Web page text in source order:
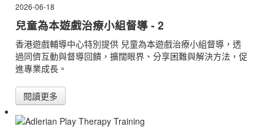
2026-06-18
兒童為本遊戲治療小組督導 - 2
香港遊戲輔導中心特別提供 兒童為本遊戲治療小組督導，透
過同儕互動與督導回饋，擴闊眼界、分享困難與解決方法，促
進專業成長。
閱讀更多